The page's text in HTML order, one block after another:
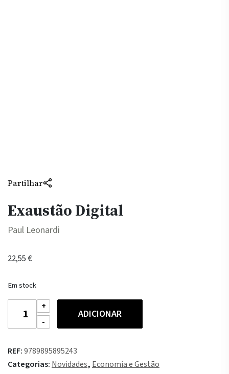
Partilhar
Exaustão Digital
Paul Leonardi
22,55€
Em stock
Quantidade
Exaustão
ADICIONAR
REF:9789895895243
Categorias: Novidades, Economia e Gestão